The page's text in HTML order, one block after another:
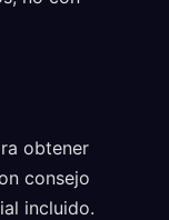
obtener
consejo
incluido.